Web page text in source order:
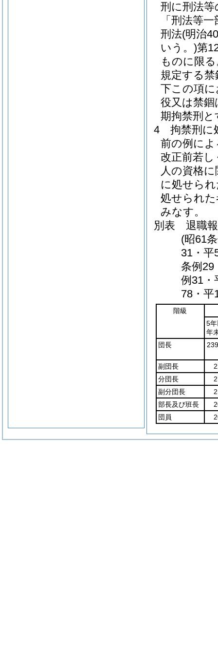
刑に刑法
「刑法等
刑法(明治
いう。)第
ものに限
規定する禁
下この項
役又は禁
期拘禁刑と
4
拘禁刑に
前の例に
改正前若
人の資格
に処せら
処せられ
みなす。
別表 退職報
(昭61
31・平
条例29
例31・
78・平
階級
5
年
団長
副団長
分団長
副分団長
部長及び班長
団員